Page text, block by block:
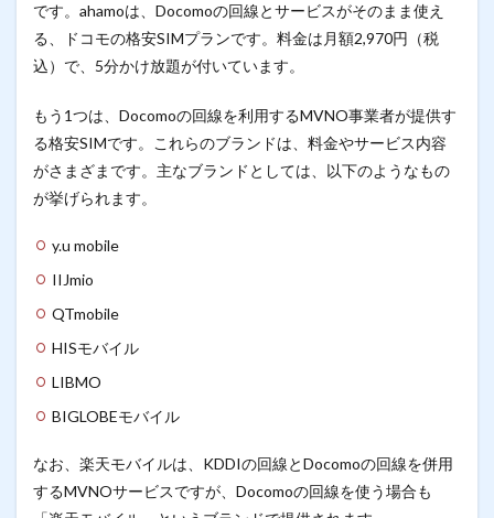
です。ahamoは、Docomoの回線とサービスがそのまま使え
る、ドコモの格安SIMプランです。料金は月額2,970円（税
込）で、5分かけ放題が付いています。
もう1つは、Docomoの回線を利用するMVNO事業者が提供す
る格安SIMです。これらのブランドは、料金やサービス内容
がさまざまです。主なブランドとしては、以下のようなもの
が挙げられます。
y.u mobile
IIJmio
QTmobile
HISモバイル
LIBMO
BIGLOBEモバイル
なお、楽天モバイルは、KDDIの回線とDocomoの回線を併用
するMVNOサービスですが、Docomoの回線を使う場合も